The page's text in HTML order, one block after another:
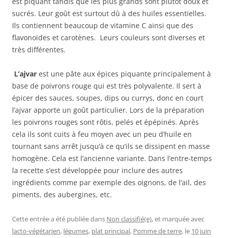
sucrés. Leur goût est surtout dû à des huiles essentielles.
Ils contiennent beaucoup de vitamine C ainsi que des
flavonoïdes et carotènes. Leurs couleurs sont diverses et
très différentes.
L’ajvar est une pâte aux épices piquante principalement à
base de poivrons rouge qui est très polyvalente. Il sert à
épicer des sauces, soupes, dips ou currys, donc en court
l’ajvar apporte un goût particulier. Lors de la préparation
les poivrons rouges sont rôtis, pelés et épépinés. Après
cela ils sont cuits à feu moyen avec un peu d’huile en
tournant sans arrêt jusqu’à ce qu’ils se dissipent en masse
homogène. Cela est l’ancienne variante. Dans l’entre-temps
la recette s’est développée pour inclure des autres
ingrédients comme par exemple des oignons, de l’ail, des
piments, des aubergines, etc.
Cette entrée a été publiée dans Non classifié(e), et marquée avec
lacto-végétarien, légumes, plat principal, Pomme de terre, le 10 juin